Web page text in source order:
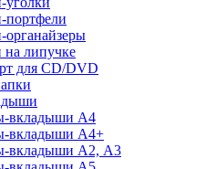
портфели
липучке
для CD/DVD
вкладыши А4
вкладыши А4+
вкладыши А2, А3